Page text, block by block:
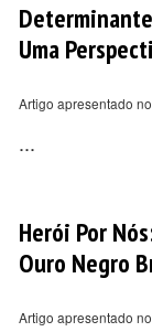
Uma
Artigo apresentado
...
Herói Por
Ouro Negro
Artigo apresentado